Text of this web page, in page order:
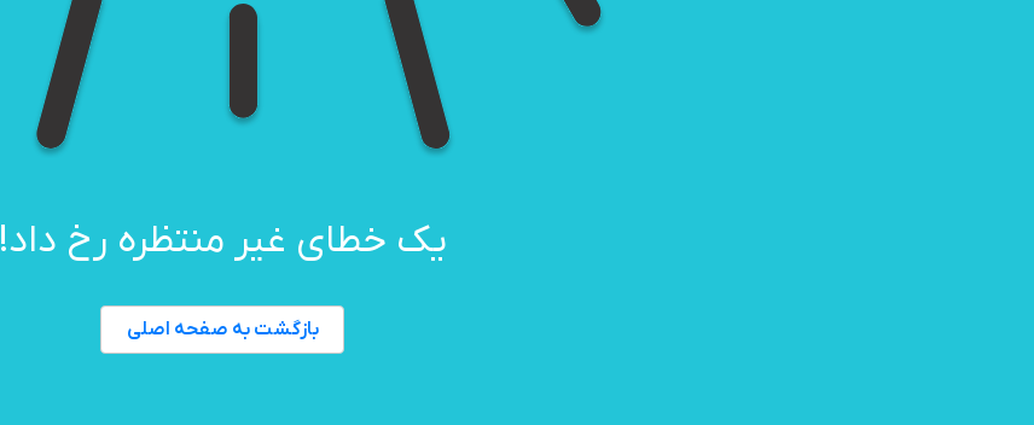
یک خطای غیر منتظره رخ داد!
بازگشت به صفحه اصلی